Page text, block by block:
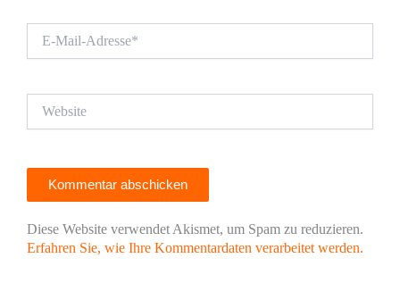
Mail-
Diese Website verwendet Akismet, um Spam zu reduzieren.
Erfahren Sie, wie Ihre Kommentardaten verarbeitet werden.